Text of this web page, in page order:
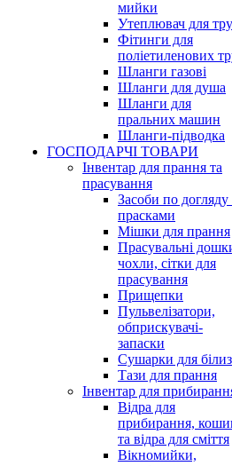
мийки
Утеплювач для
Фітинги для
поліетиленових
Шланги газові
Шланги для душа
Шланги для
пральних машин
Шланги-підводка
ГОСПОДАРЧІ ТОВАРИ
Інвентар для прання та
прасування
Засоби по догляду
прасками
Мішки для прання
Прасувальні
чохли, сітки для
прасування
Прищепки
Пульвелізатори,
обприскувачі-
запаски
Сушарки для
Тази для прання
Інвентар для
Відра для
прибирання,
та відра для сміття
Вікномийки,